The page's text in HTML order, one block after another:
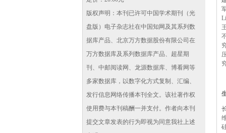
版权声明：本刊已许可中国学术期刊（光
盘版）电子杂志社在中国知网及其系列数
据库产品、北京万方数据股份有限公司在
万方数据库及系列数据库产品、超星期
刊、中邮阅读网、龙源数据库、博看网等
多家数据库，以数字化方式复制、汇编、
发行信息网络传播本刊全文。该社著作权
使用费与本刊稿酬一并支付。作者向本刊
提交文章发表的行为即视为同意我社上述